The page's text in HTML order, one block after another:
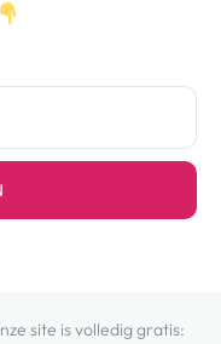
site is volledig gratis: